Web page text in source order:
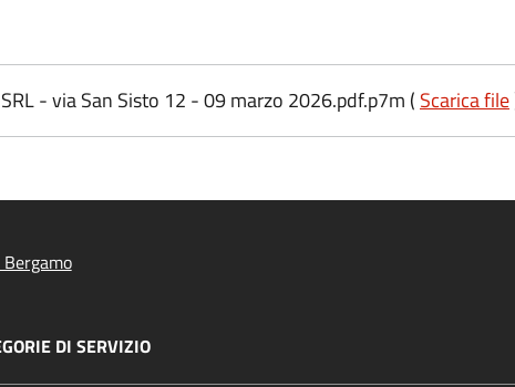
- via San Sisto 12 - 09 marzo 2026.pdf.p7m ( Scarica file
DI SERVIZIO